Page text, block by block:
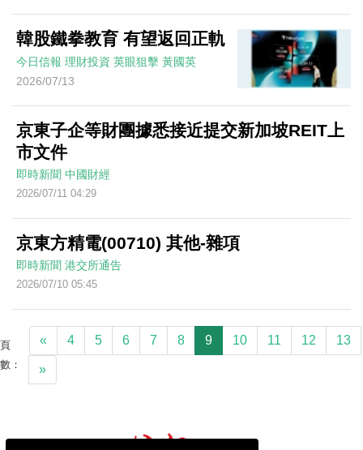
韓股鐵拳教育 有望返回正軌
今日信報 理財投資 英眼狙擊 黃國英
2026/07/13
京東子企等財團據悉接近提交新加坡REIT上
市文件
即時新聞 中國財經
2026/07/11 04:29
京東方精電(00710) 其他-雜項
即時新聞 港交所通告
2026/07/10 05:45
頁
數：
« 4 5 6 7 8 9 10 11 12 13
»